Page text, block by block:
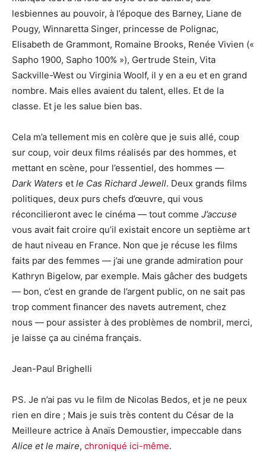
lesbiennes au pouvoir, à l’époque des Barney, Liane de
Pougy, Winnaretta Singer, princesse de Polignac,
Elisabeth de Grammont, Romaine Brooks, Renée Vivien («
Sapho 1900, Sapho 100% »), Gertrude Stein, Vita
Sackville-West ou Virginia Woolf, il y en a eu et en grand
nombre. Mais elles avaient du talent, elles. Et de la
classe. Et je les salue bien bas.
Cela m’a tellement mis en colère que je suis allé, coup
sur coup, voir deux films réalisés par des hommes, et
mettant en scène, pour l’essentiel, des hommes —
Dark Waters et le Cas Richard Jewell. Deux grands films
politiques, deux purs chefs d’œuvre, qui vous
réconcilieront avec le cinéma — tout comme J’accuse
vous avait fait croire qu’il existait encore un septième art
de haut niveau en France. Non que je récuse les films
faits par des femmes — j’ai une grande admiration pour
Kathryn Bigelow, par exemple. Mais gâcher des budgets
— bon, c’est en grande de l’argent public, on ne sait pas
trop comment financer des navets autrement, chez
nous — pour assister à des problèmes de nombril, merci,
je laisse ça au cinéma français.
Jean-Paul Brighelli
PS. Je n’ai pas vu le film de Nicolas Bedos, et je ne peux
rien en dire ; Mais je suis très content du César de la
Meilleure actrice à Anaïs Demoustier, impeccable dans
Alice et le maire, chroniqué ici-même.